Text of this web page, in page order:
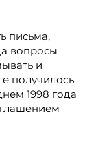
письма,
вопросы
и
получилось
1998 года